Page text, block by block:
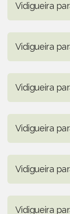
Vidigueira
Vidigueira
Vidigueira
Vidigueira
Vidigueira
Vidigueira